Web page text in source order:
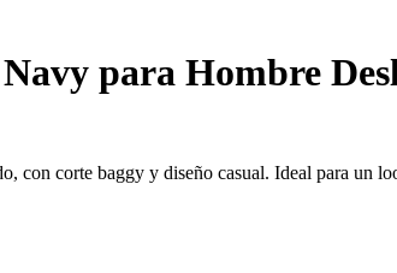
para Hombre
con corte baggy y diseño casual. Ideal para un